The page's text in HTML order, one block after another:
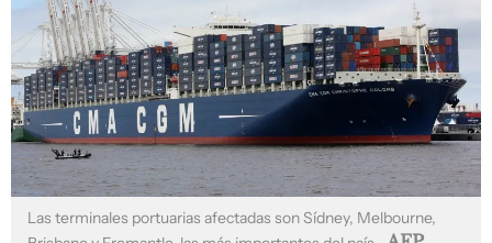
Las terminales portuarias afectadas son Sídney, Melbourne,